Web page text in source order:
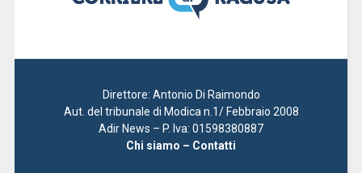
Direttore: Antonio Di Raimondo
Aut. del tribunale di Modica n.1/ Febbraio 2008
Adir News – P. Iva: 01598380887
Chi siamo – Contatti